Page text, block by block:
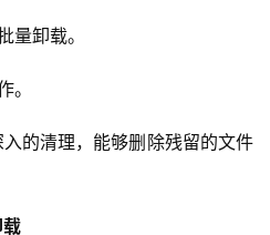
量卸载。
。
的清理，能够删除残留的文件